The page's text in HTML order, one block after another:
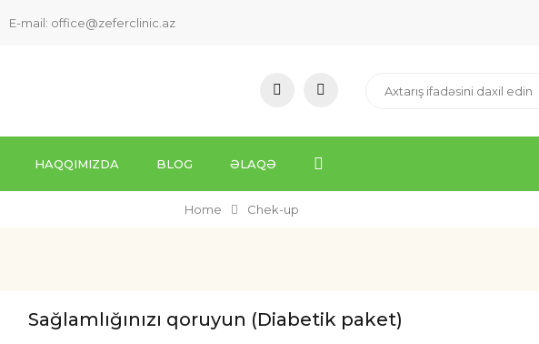
E-mail: office@zeferclinic.az
HAQQIMIZDA BLOG ƏLAQƏ
Home Chek-up
Sağlamlığınızı qoruyun (Diabetik paket)